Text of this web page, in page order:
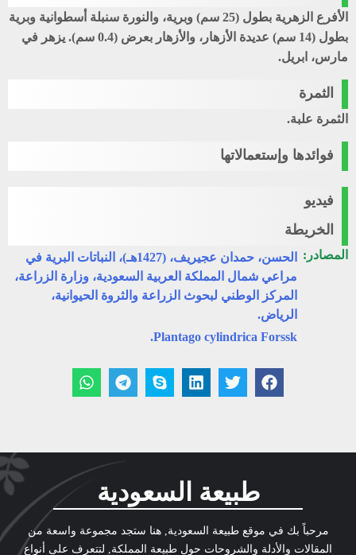
الأفرع الزهرية بطول (25 سم) وبرية، والنورة سنبلة أسطوانية وبرية
بطول (14 سم) عديدة الأزهار، والأزهار بعرض (0.4 سم). يزهر في
مارس، ابريل.
الثمرة
الثمرة علبة.
فوائدها وإستعمالاتها
فيديو
الخريطة
المصادر:
الحسن، حمدان عجيريف، (1427هـ)، النباتات البرية في
مراعي شمال المملكة العربية السعودية، وزارة الزراعة،
المركز الوطني لبحوث الزراعة والثروة الحيوانية،
الرياض.
Plantago cylindrica Forssk.
طبيعة السعودية
مرحباً بك في موقع طبيعة السعودية, هنا ستجد مجموعة واسعة من
المقالات والأدلة والشروحات حول طبيعة المملكة, لتتعرف على أنواع